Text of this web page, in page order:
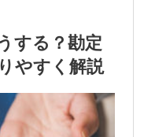
する？勘定
やすく解説